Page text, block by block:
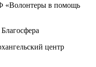
«Волонтеры в помощь
центр